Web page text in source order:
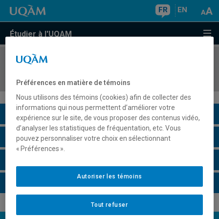
FR EN
Étudier à l'UQAM
COURS//
Description du cours
Horaire - Été 2026
Préférences en matière de témoins
Nous utilisons des témoins (cookies) afin de collecter des
informations qui nous permettent d’améliorer votre
expérience sur le site, de vous proposer des contenus vidéo,
d’analyser les statistiques de fréquentation, etc. Vous
pouvez personnaliser votre choix en sélectionnant
« Préférences ».
Tout refuser
Autoriser les témoins